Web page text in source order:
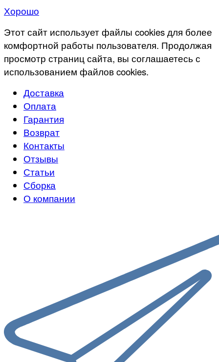
Хорошо
Этот сайт использует файлы cookies для более
комфортной работы пользователя. Продолжая
просмотр страниц сайта, вы соглашаетесь с
использованием файлов cookies.
Доставка
Оплата
Гарантия
Возврат
Контакты
Отзывы
Статьи
Сборка
О компании